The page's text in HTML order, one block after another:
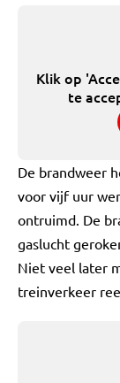
Klik op
te
De brandweer
voor vijf uur
ontruimd. De
gaslucht
Niet veel later
treinverkeer